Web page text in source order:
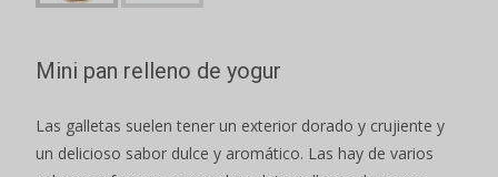
Mini pan relleno de yogur
Las galletas suelen tener un exterior dorado y crujiente y
un delicioso sabor dulce y aromático. Las hay de varios